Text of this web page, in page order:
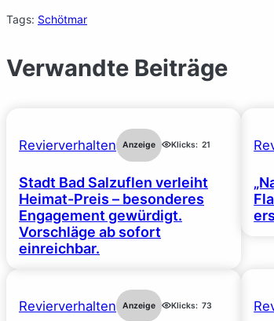
Tags: Schötmar
Verwandte Beiträge
Revierverhalten Anzeige Klicks: 21
Stadt Bad Salzuflen verleiht
Heimat-Preis – besonderes
Engagement gewürdigt.
Vorschläge ab sofort
einreichbar.
Revierverhalten Anzeige Klicks: 73